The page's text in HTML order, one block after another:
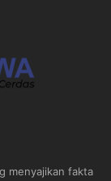
menyajikan fakta